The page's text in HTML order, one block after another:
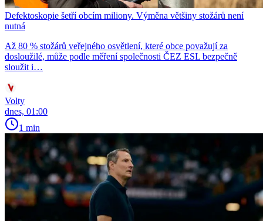
Defektoskopie šetří obcím miliony. Výměna většiny stožárů není
nutná
Až 80 % stožárů veřejného osvětlení, které obce považují za
dosloužilé, může podle měření společnosti ČEZ ESL bezpečně
sloužit i…
Volty
dnes, 01:00
1 min